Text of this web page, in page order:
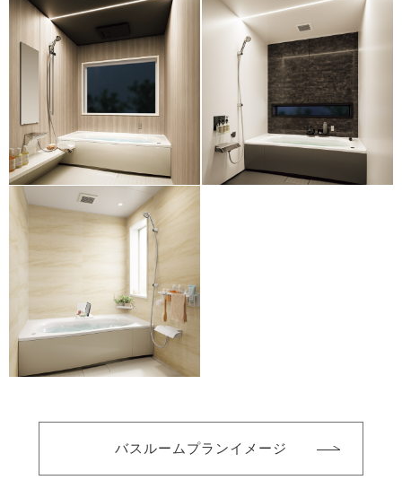
バスルームプランイメージ